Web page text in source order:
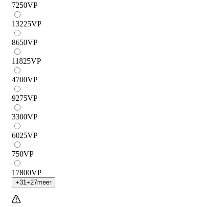
7250VP
13225VP
8650VP
11825VP
4700VP
9275VP
3300VP
6025VP
750VP
17800VP
+31 +27meer